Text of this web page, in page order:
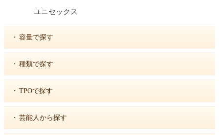
ユニセックス
・ 容量で探す
・ 種類で探す
・ TPOで探す
・ 芸能人から探す